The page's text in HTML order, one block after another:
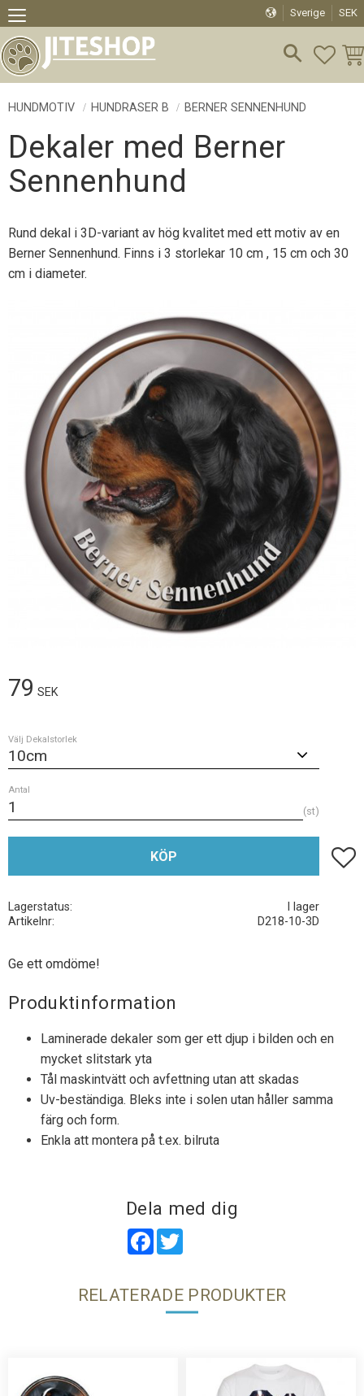
Meny
Sverige SEK
HUNDMOTIV HUNDRASER B BERNER SENNENHUND
Dekaler med Berner
Sennenhund
Rund dekal i 3D-variant av hög kvalitet med ett motiv av en
Berner Sennenhund. Finns i 3 storlekar 10 cm , 15 cm och 30
cm i diameter.
79 SEK
Välj Dekalstorlek
Antal
st
KÖP Lägg
Lagerstatus
I lager
Artikelnr
D218-10-3D
Ge ett omdöme!
Produktinformation
Laminerade dekaler som ger ett djup i bilden och en
mycket slitstark yta
Tål maskintvätt och avfettning utan att skadas
Uv-beständiga. Bleks inte i solen utan håller samma
färg och form.
Enkla att montera på t.ex. bilruta
Dela med dig
Facebook
RELATERADE PRODUKTER